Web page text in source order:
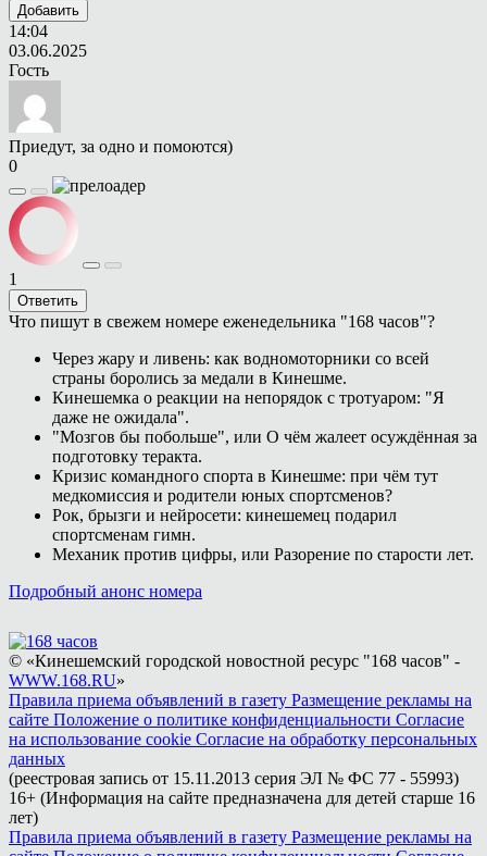
Добавить
14:04
03.06.2025
Гость
Приедут, за одно и помоются)
0
1
Ответить
Что пишут в свежем номере еженедельника "168 часов"?
Через жару и ливень: как водномоторники со всей
страны боролись за медали в Кинешме.
Кинешемка о реакции на непорядок с тротуаром: "Я
даже не ожидала".
"Мозгов бы побольше", или О чём жалеет осуждённая за
подготовку теракта.
Кризис командного спорта в Кинешме: при чём тут
медкомиссия и родители юных спортсменов?
Рок, брызги и нейросети: кинешемец подарил
спортсменам гимн.
Механик против цифры, или Разорение по старости лет.
Подробный анонс номера
© «Кинешемский городской новостной ресурс "168 часов" -
WWW.168.RU»
Правила приема объявлений в газету Размещение рекламы на
сайте Положение о политике конфиденциальности Согласие
на использование cookie Согласие на обработку персональных
данных
(реестровая запись от 15.11.2013 серия ЭЛ № ФС 77 - 55993)
16+ (Информация на сайте предназначена для детей старше 16
лет)
Правила приема объявлений в газету Размещение рекламы на